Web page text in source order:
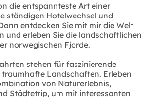
die entspannteste Art einer
ständigen Hotelwechsel und
entdecken Sie mit mir die Welt
und erleben Sie die landschaftlichen
norwegischen Fjorde.
stehen für faszinierende
Landschaften. Erleben
von Naturerlebnis,
Städtetrip, um mit interessanten